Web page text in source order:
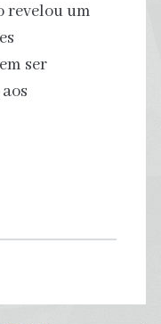
revelou um
ser